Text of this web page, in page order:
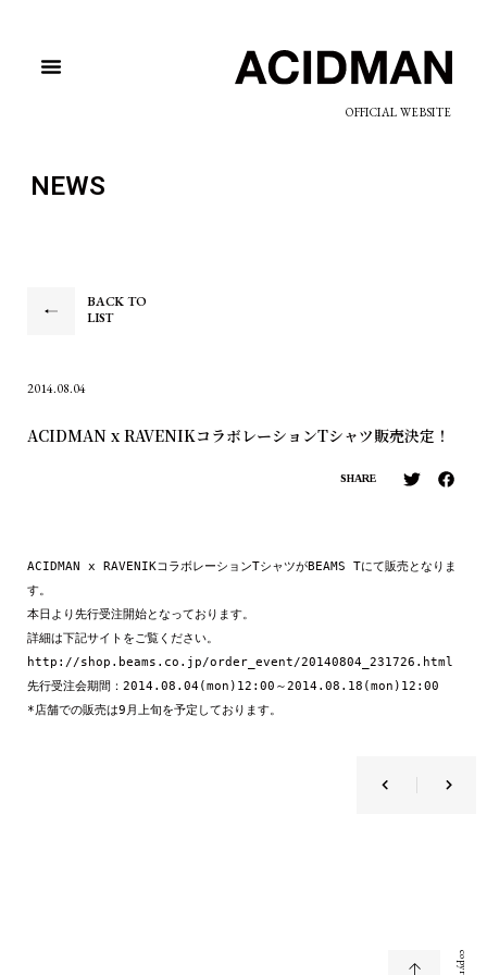
OFFICIAL WEBSITE
NEWS
BACK TO
LIST
2014.08.04
ACIDMAN x RAVENIKコラボレーションTシャツ販売決定！
SHARE
ACIDMAN x RAVENIKコラボレーションTシャツがBEAMS Tにて販売となりま
す。
本日より先行受注開始となっております。
http://shop.beams.co.jp/order_event/20140804_231726.html
先行受注会期間：2014.08.04(mon)12:00～2014.08.18(mon)12:00
*店舗での販売は9月上旬を予定しております。